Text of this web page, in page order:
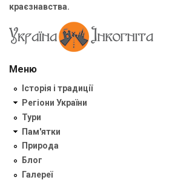
краєзнавства.
Меню
Історія і традиції
Регіони України
Тури
Пам'ятки
Природа
Блог
Галереї